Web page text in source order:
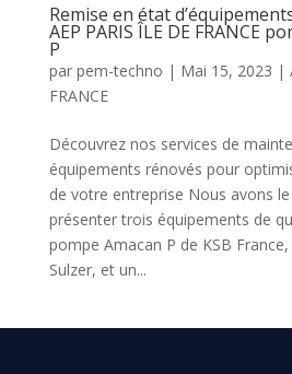
Remise en état
AEP PARIS ÎLE DE FRANCE
P
par pem-techno | Mai 15, 2023 |
FRANCE
Découvrez nos services de
équipements rénovés pour
de votre entreprise Nous avons
présenter trois équipements de
pompe Amacan P de KSB
Sulzer, et un...